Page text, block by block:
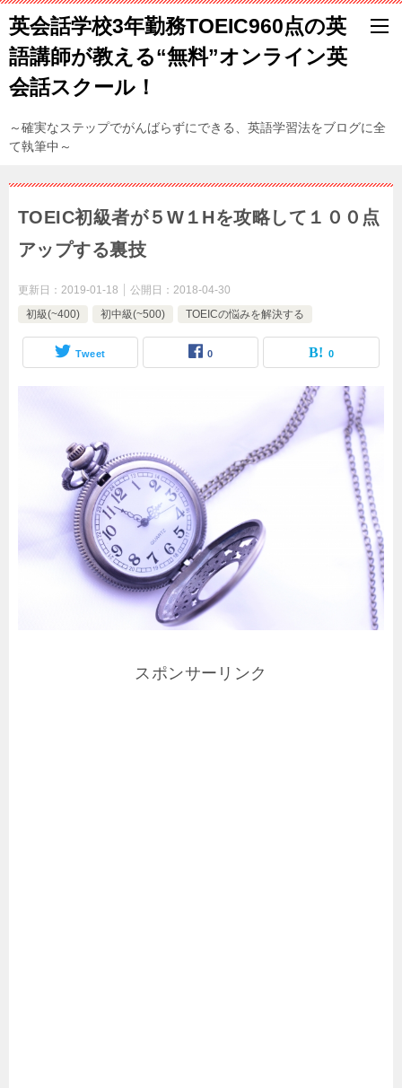
英会話学校3年勤務TOEIC960点の英
語講師が教える“無料”オンライン英
会話スクール！
～確実なステップでがんばらずにできる、英語学習法をブログに全
て執筆中～
TOEIC初級者が５W１Hを攻略して１００点
アップする裏技
更新日： 2019-01-18 公開日： 2018-04-30
初級(~400)
初中級(~500) TOEICの悩みを解決する
Tweet 0 0
スポンサーリンク